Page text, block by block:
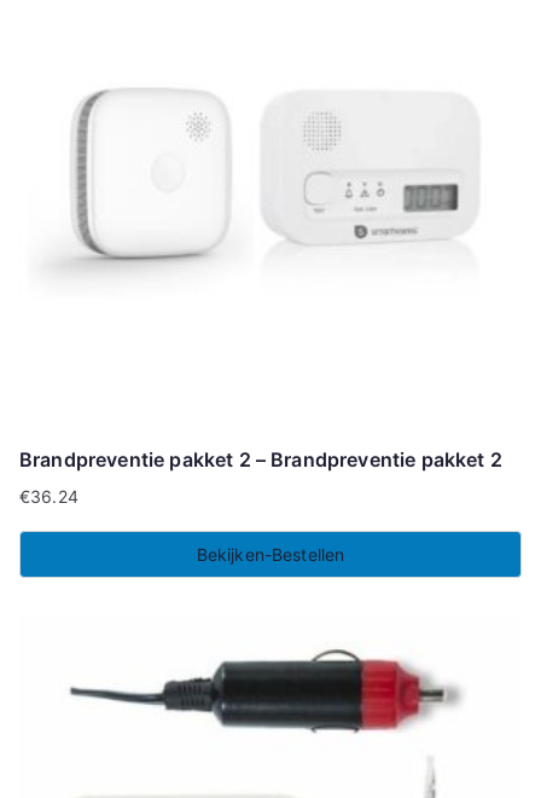
Brandpreventie pakket 2 – Brandpreventie pakket 2
€36.24
Bekijken-Bestellen